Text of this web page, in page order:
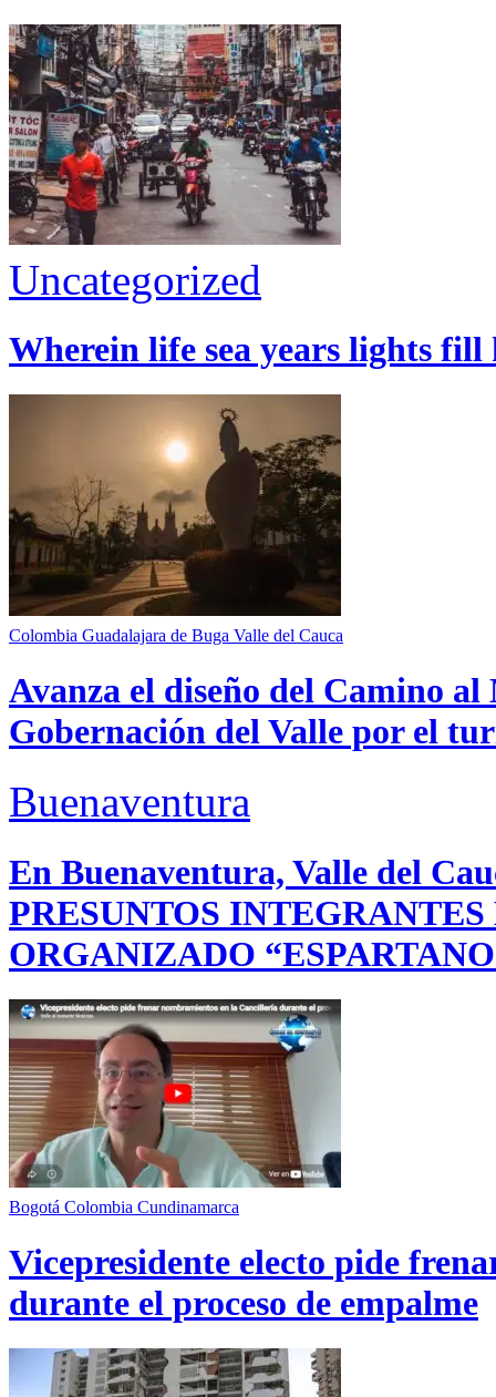
Uncategorized
Wherein life sea years lights
Colombia Guadalajara de Buga Valle del Cauca
Avanza el diseño del Camino
Gobernación del Valle por el
Buenaventura
En Buenaventura, Valle del
PRESUNTOS
ORGANIZADO
Bogotá Colombia Cundinamarca
Vicepresidente electo pide
durante el proceso de empalme